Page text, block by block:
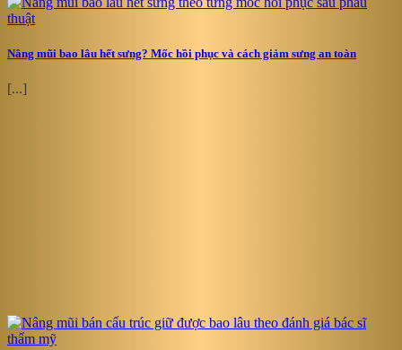
Nâng mũi bao lâu hết sưng? Mốc hồi phục và cách giảm sưng an toàn
[...]